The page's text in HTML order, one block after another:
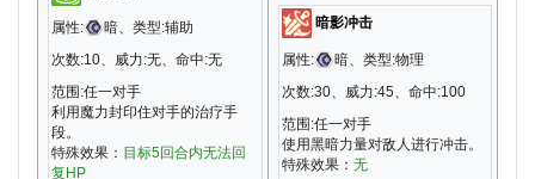
属性:
暗、类型:辅助
次数:10、威力:无、命中:无
范围:任一对手
利用魔力封印住对手的治疗手
段。
特殊效果： 目标5回合内无法回
复HP
暗影冲击
属性:
暗、类型:物理
次数:30、威力:45、命中:100
范围:任一对手
使用黑暗力量对敌人进行冲击。
特殊效果： 无